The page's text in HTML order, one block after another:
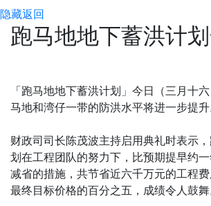
隐藏返回
跑马地地下蓄洪计
「跑马地地下蓄洪计划」今日（三月十
马地和湾仔一带的防洪水平将进一步提升
财政司司长陈茂波主持启用典礼时表示
划在工程团队的努力下，比预期提早约
减省的措施，共节省近六千万元的工程
最终目标价格的百分之五，成绩令人鼓舞